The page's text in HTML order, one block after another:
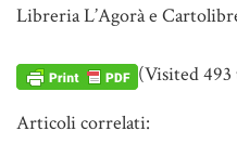
Libreria L’Agorà e
(Visited 493
Articoli correlati: